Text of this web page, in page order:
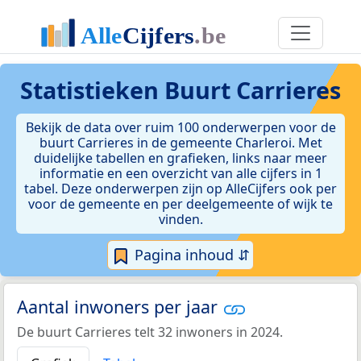
Statistieken Buurt Carrieres
Bekijk de data over ruim 100 onderwerpen voor de
buurt Carrieres in de gemeente Charleroi. Met
duidelijke tabellen en grafieken, links naar meer
informatie en een overzicht van alle cijfers in 1
tabel. Deze onderwerpen zijn op AlleCijfers ook per
voor de gemeente en per deelgemeente of wijk te
vinden.
Pagina inhoud ⇵
Aantal inwoners per jaar
De buurt Carrieres telt 32 inwoners in 2024.